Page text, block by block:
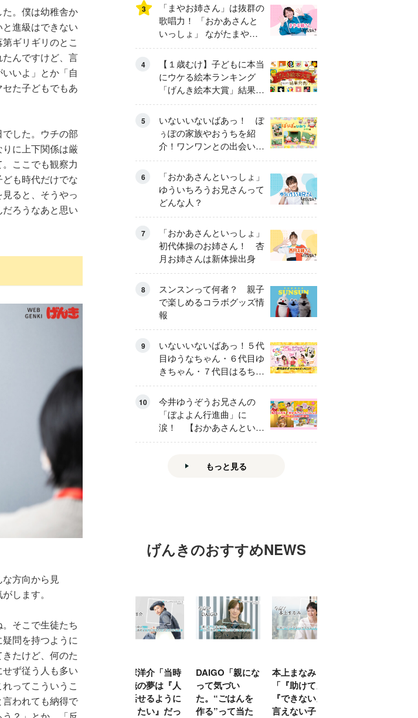
。僕は幼稚舎か
進級はできない
ギリギリのとこ
んですけど、言
いよ」とか「自
た子どもでもあ
した。ウチの部
に上下関係は厳
ここでも観察力
も時代だけでな
ると、そうやっ
ろうなあと思い
方向から見
します。
そこで生徒たち
問を持つように
たけど、何のた
ず従う人も多い
ってこういうこ
われても納得で
3
「まやお姉さん」は抜群の
歌唱力！ 「おかあさんと
いっしょ」 ながたまやさ
んってどんな人？
4
【１歳むけ】子どもに本当
にウケる絵本ランキング
「げんき絵本大賞」結果発
表
5
いないいないばあっ！ ぽ
ぅぽの家族やおうちを紹
介！ワンワンとの出会いの
瞬間も
6
「おかあさんといっしょ」
ゆういちろうお兄さんって
どんな人？
7
「おかあさんといっしょ」
初代体操のお姉さん！ 杏
月お姉さんは新体操出身
8
スンスンって何者？ 親子
で楽しめるコラボグッズ情
報
9
いないいないばあっ！５代
目ゆうなちゃん・６代目ゆ
きちゃん・７代目はるちゃ
ん スペシャルインタビュ
ー
10
今井ゆうぞうお兄さんの
「ぼよよん行進曲」に
涙！ 【おかあさんといっ
しょ65周年特別番組】
もっと見る
げんきのおすすめNEWS
『自
得意
“思
長谷川あかり
「料理家になる
片鱗なんて一ミ
リもなかった」
窪塚洋介「当時
の俺の夢は『人
と話せるように
なりたい』だっ
DAIGO「親にな
って気づい
た。“ごはんを
作る”って当た
本上まなみ
「『助けて』
『できない』が
言えない子ども